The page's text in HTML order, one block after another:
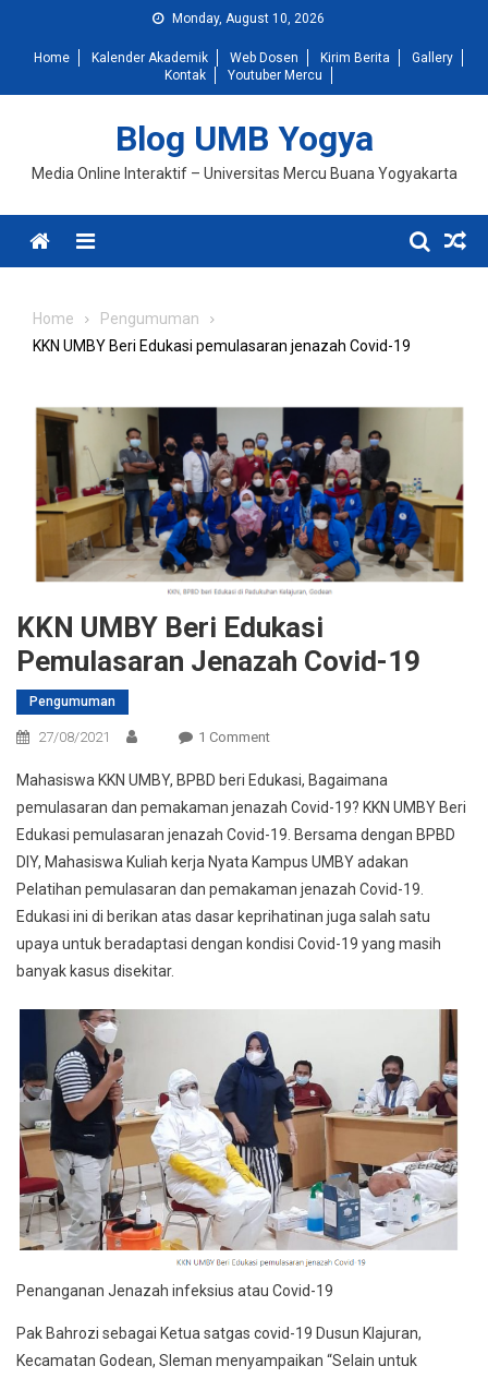
content
Monday, August 10, 2026
Home Kalender Akademik Web Dosen Kirim Berita
Gallery
Kontak
Youtuber Mercu
Blog UMB Yogya
Media Online Interaktif – Universitas Mercu Buana Yogyakarta
Menu
Home
Pengumuman
KKN UMBY Beri Edukasi pemulasaran jenazah Covid-19
KKN UMBY Beri Edukasi
Pemulasaran Jenazah Covid-19
Pengumuman
27/08/2021 1 CommentOn
UMBY
Beri
Edukasi
Pemulasaran
Jenazah
Covid-
19
Mahasiswa KKN UMBY, BPBD beri Edukasi, Bagaimana
pemulasaran dan pemakaman jenazah Covid-19? KKN UMBY Beri
Edukasi pemulasaran jenazah Covid-19. Bersama dengan BPBD
DIY, Mahasiswa Kuliah kerja Nyata Kampus UMBY adakan
Pelatihan pemulasaran dan pemakaman jenazah Covid-19.
Edukasi ini di berikan atas dasar keprihatinan juga salah satu
upaya untuk beradaptasi dengan kondisi Covid-19 yang masih
banyak kasus disekitar.
Penanganan Jenazah infeksius atau Covid-19
Pak Bahrozi sebagai Ketua satgas covid-19 Dusun Klajuran,
Kecamatan Godean, Sleman menyampaikan “Selain untuk